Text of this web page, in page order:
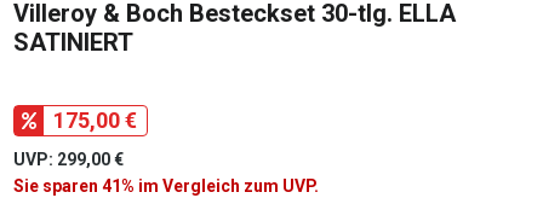
Villeroy & Boch Besteckset 30-tlg. ELLA
SATINIERT
175,00 €
UVP: 299,00 €
Sie sparen 41% im Vergleich zum UVP.